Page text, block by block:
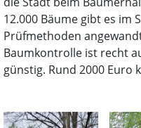
12.000 Bäume gibt es im
Prüfmethoden
Baumkontrolle ist recht
günstig. Rund 2000 Euro